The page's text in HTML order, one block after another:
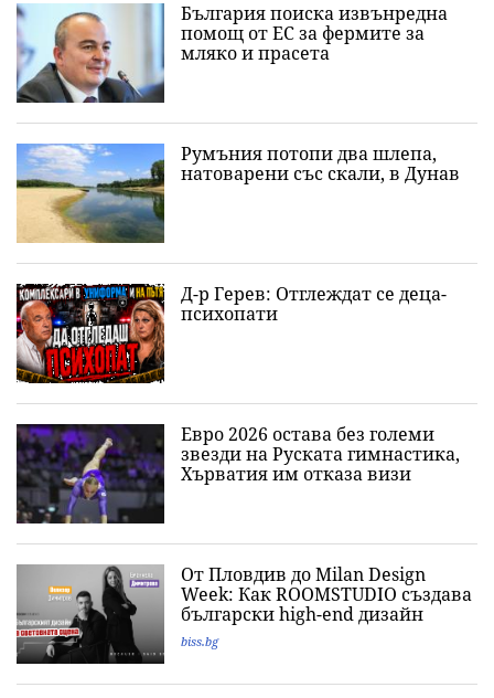
България поиска извънредна
помощ от ЕС за фермите за
мляко и прасета
Румъния потопи два шлепа,
натоварени със скали, в Дунав
Д-р Герев: Отглеждат се деца-
психопати
Евро 2026 остава без големи
звезди на Руската гимнастика,
Хърватия им отказа визи
От Пловдив до Milan Design
Week: Как ROOMSTUDIO създава
български high-end дизайн
biss.bg